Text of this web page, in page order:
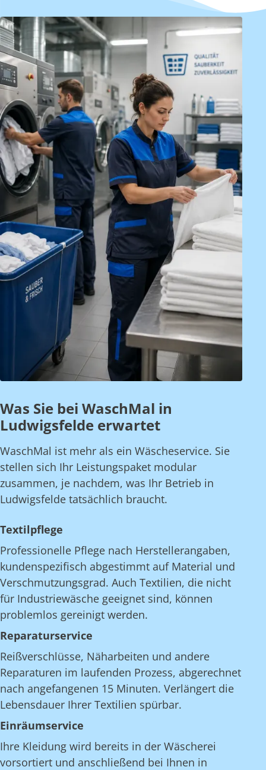
Was Sie bei WaschMal in
Ludwigsfelde erwartet
WaschMal ist mehr als ein Wäscheservice. Sie
stellen sich Ihr Leistungspaket modular
zusammen, je nachdem, was Ihr Betrieb in
Ludwigsfelde tatsächlich braucht.
Textilpflege
Professionelle Pflege nach Herstellerangaben,
kundenspezifisch abgestimmt auf Material und
Verschmutzungsgrad. Auch Textilien, die nicht
für Industriewäsche geeignet sind, können
problemlos gereinigt werden.
Reparaturservice
Reißverschlüsse, Näharbeiten und andere
Reparaturen im laufenden Prozess, abgerechnet
nach angefangenen 15 Minuten. Verlängert die
Lebensdauer Ihrer Textilien spürbar.
Einräumservice
Ihre Kleidung wird bereits in der Wäscherei
vorsortiert und anschließend bei Ihnen in